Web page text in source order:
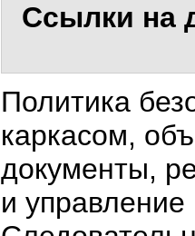
Ссылки на
Политика
каркасом,
документы,
и